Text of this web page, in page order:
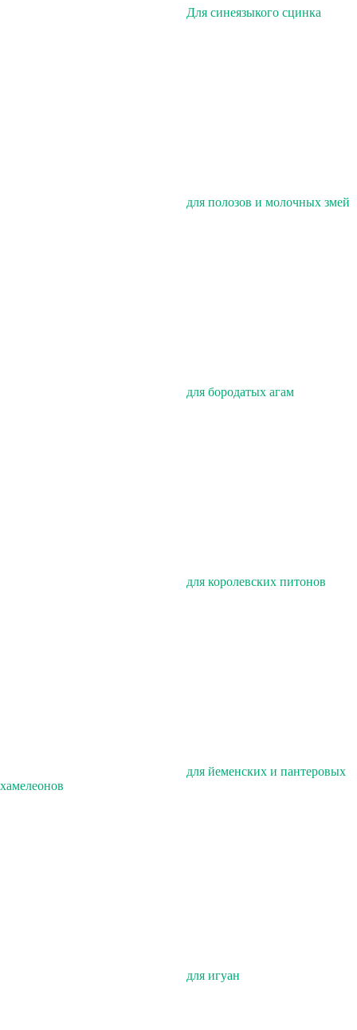
Для синеязыкого сцинка
для полозов и молочных змей
для бородатых агам
для королевских питонов
для йеменских и пантеровых
хамелеонов
для игуан